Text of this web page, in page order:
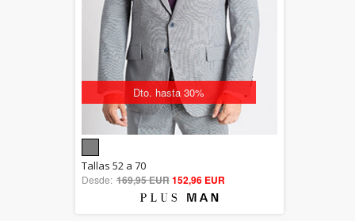
Dto. hasta 30%
out of 5
Tallas 52 a 70
Desde: 169,95 EUR152,96 EUR